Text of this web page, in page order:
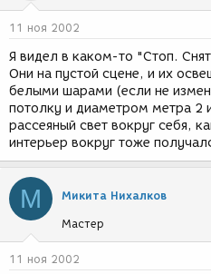
11 ноя 2002
Я видел в каком-то "Стоп.
Они на пустой сцене, и их
белыми шарами (если не
потолку и диаметром метра 2
рассеяный свет вокруг себя,
интерьер вокруг тоже
М Микита Нихалков
Мастер
11 ноя 2002